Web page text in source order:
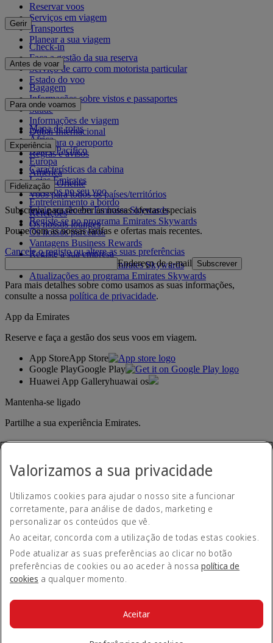
Reservar voos
Serviços em viagem
Transportes
Planear a sua viagem
Gerir
Check-in
Faça a gestão da sua reserva
Serviço de carro com motorista particular
Estado do voo
Antes de voar
Bagagem
Informações sobre vistos e passaportes
Saúde
Informações de viagem
Dubai Internacional
De e para o aeroporto
Regras e avisos
Para onde voamos
Mapa de rotas
África
Ásia e Pacífico
Europa
América
Médio Oriente
Voos para todos os países/territórios
Experiência
Características da cabina
Lojas Emirates
Serviços no seu voo
Entretenimento a bordo
Refeições
Os nossos lounges
Fidelização
Inicie sessão em Emirates Skywards
Registe-se no programa Emirates Skywards
Os nossos parceiros
Vantagens Business Rewards
Registe a sua empresa
Regras do programa Emirates Skywards
Atualizações ao programa Emirates Skywards
Subscreva para receber as nossas ofertas especiais
Poupe com as nossas tarifas e ofertas mais recentes.
Cancele o registo ou altere as suas preferências
Endereço de e-mail
Subscrever
Para mais detalhes sobre como usamos as suas informações,
consulte a nossa política de privacidade.
App da Emirates
Reserve e faça a gestão dos seus voos em viagem.
App StoreApp Store
Google PlayGoogle Play
Huawei App Galleryhuawai os
Mantenha-se ligado
Partilhe a sua experiência Emirates.
Declaração de acessibilidade
Contacte-nos
Política de privacidade
Termos e condições
Política de cookies
Cibersegurança
© 2026 The Emirates Group. Todos os direitos reservados.
Valorizamos a sua privacidade
Utilizamos cookies para ajudar o nosso site a funcionar
corretamente, para análise de dados, marketing e
personalizar os conteúdos que vê.
Ao aceitar, concorda com a utilização de todas estas cookies.
Pode atualizar as suas preferências ao clicar no botão
preferências de cookies ou ao aceder à nossapolítica de
cookies a qualquer momento.
Aceitar